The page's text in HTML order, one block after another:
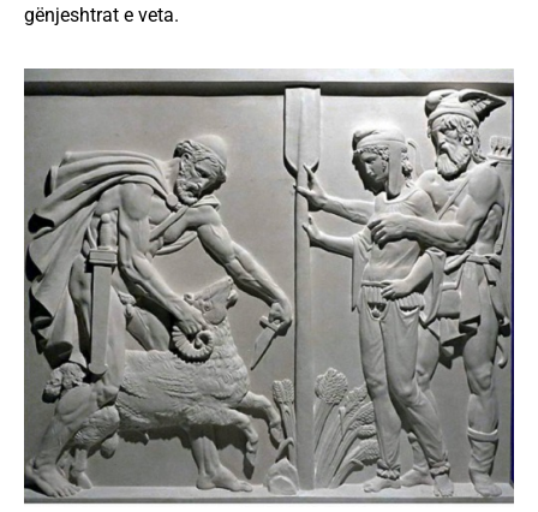
gënjeshtrat e veta.